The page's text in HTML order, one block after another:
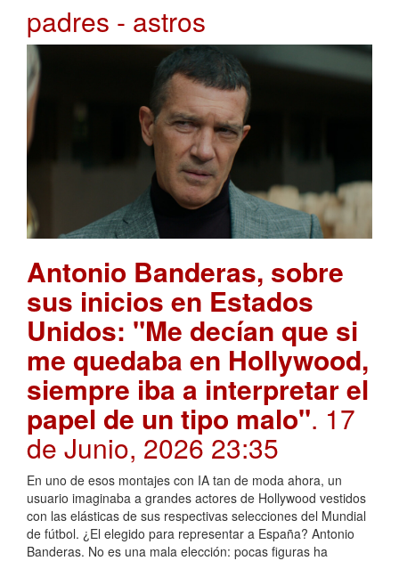
padres - astros
Antonio Banderas, sobre
sus inicios en Estados
Unidos: "Me decían que si
me quedaba en Hollywood,
siempre iba a interpretar el
papel de un tipo malo". 17
de Junio, 2026 23:35
En uno de esos montajes con IA tan de moda ahora, un
usuario imaginaba a grandes actores de Hollywood vestidos
con las elásticas de sus respectivas selecciones del Mundial
de fútbol. ¿El elegido para representar a España? Antonio
Banderas. No es una mala elección: pocas figuras ha